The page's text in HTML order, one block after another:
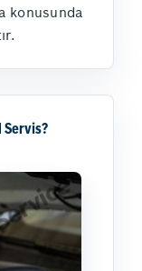
konusunda
Servis?